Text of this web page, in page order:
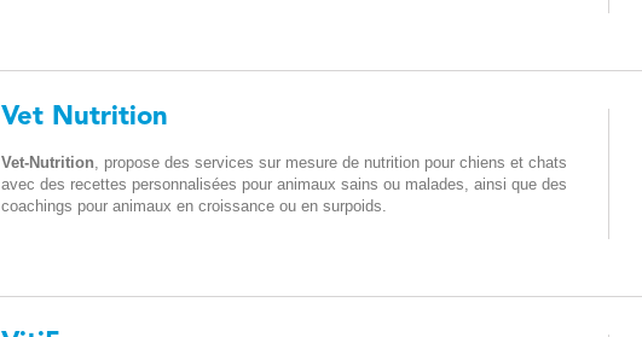
Vet Nutrition
Vet-Nutrition, propose des services sur mesure de nutrition pour chiens et chats
avec des recettes personnalisées pour animaux sains ou malades, ainsi que des
coachings pour animaux en croissance ou en surpoids.